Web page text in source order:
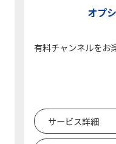
オプ
有料チャンネルをお
サービス詳細